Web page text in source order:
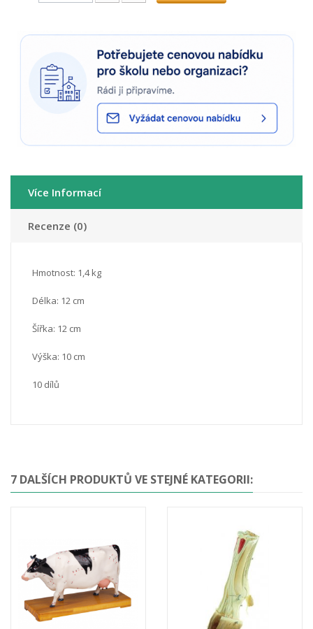
Více Informací
Recenze (0)
Hmotnost: 1,4 kg
Délka: 12 cm
Šířka: 12 cm
Výška: 10 cm
10 dílů
7 DALŠÍCH PRODUKTŮ VE STEJNÉ KATEGORII: